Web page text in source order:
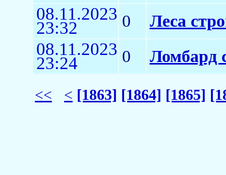
08.11.2023
23:32 0 Леса
08.11.2023
23:24 0 Ломбард
<< < [1863] [1864] [1865]